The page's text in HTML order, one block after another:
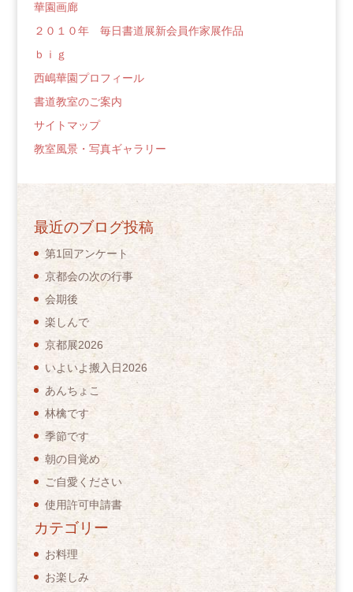
華園画廊
２０１０年 毎日書道展新会員作家展作品
ｂｉｇ
西嶋華園プロフィール
書道教室のご案内
サイトマップ
教室風景・写真ギャラリー
最近のブログ投稿
第1回アンケート
京都会の次の行事
会期後
楽しんで
京都展2026
いよいよ搬入日2026
あんちょこ
林檎です
季節です
朝の目覚め
ご自愛ください
使用許可申請書
カテゴリー
お料理
お楽しみ